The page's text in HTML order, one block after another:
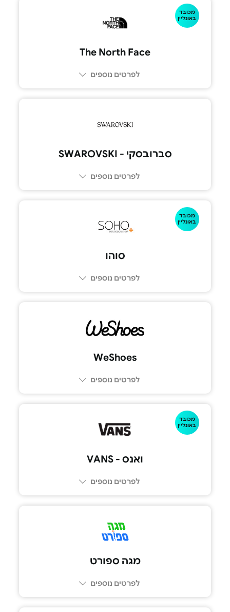
מכובד
באונליין
The North Face
לפרטים נוספים
סברובסקי - SWAROVSKI
לפרטים נוספים
מכובד
באונליין
סוהו
לפרטים נוספים
WeShoes
לפרטים נוספים
מכובד
באונליין
ואנס - VANS
לפרטים נוספים
מגה ספורט
לפרטים נוספים